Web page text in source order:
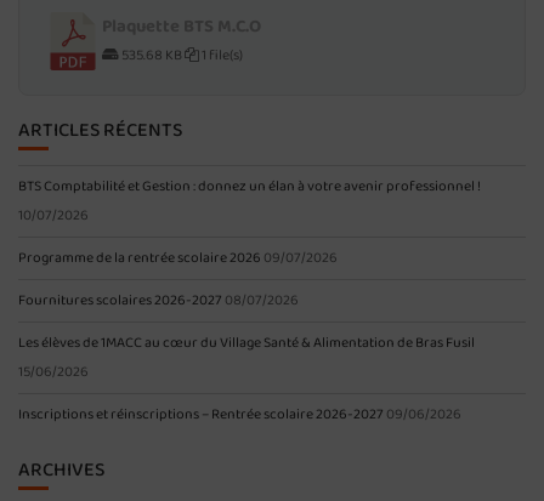
535.68 KB 1 file(s)
ARTICLES RÉCENTS
BTS Comptabilité et Gestion : donnez un élan à votre avenir professionnel !
10/07/2026
Programme de la rentrée scolaire 2026 09/07/2026
Fournitures scolaires 2026-2027 08/07/2026
Les élèves de 1MACC au cœur du Village Santé & Alimentation de Bras Fusil
15/06/2026
Inscriptions et réinscriptions – Rentrée scolaire 2026-2027 09/06/2026
ARCHIVES